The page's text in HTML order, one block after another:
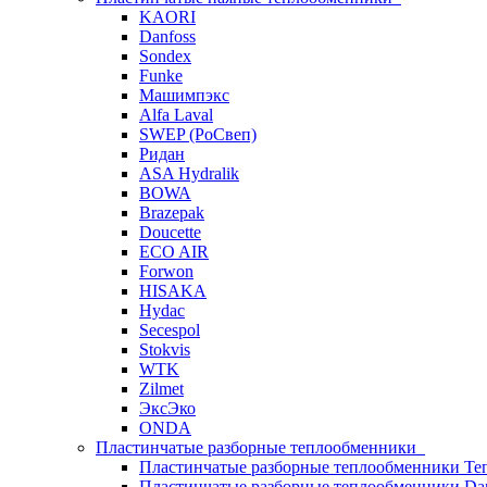
KAORI
Danfoss
Sondex
Funke
Машимпэкс
Alfa Laval
SWEP (РоСвеп)
Ридан
ASA Hydralik
BOWA
Brazepak
Doucette
ECO AIR
Forwon
HISAKA
Hydac
Secespol
Stokvis
WTK
Zilmet
ЭксЭко
ONDA
Пластинчатые разборные теплообменники
Пластинчатые разборные теплообменники